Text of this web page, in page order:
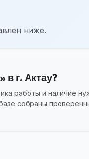
ниже.
в г. Актау?
работы и наличие
собраны